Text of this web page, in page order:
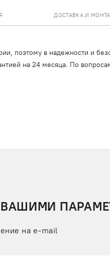
ДОСТАВКА И
поэтому в надежности и
на 24 месяца. По
на e-mail